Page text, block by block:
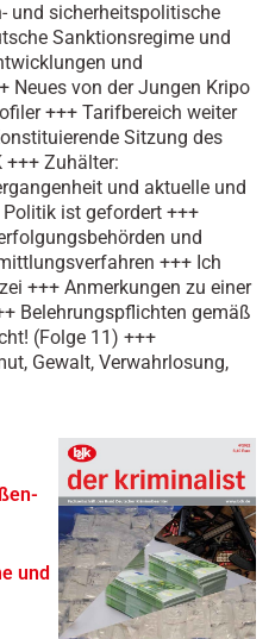
und sicherheitspolitische
Sanktionsregime und
und
Neues von der Jungen Kripo
+++ Tarifbereich weiter
Sitzung des
+++ Zuhälter:
und aktuelle und
ist gefordert +++
und
+++ Ich
+++ Anmerkungen zu einer
Belehrungspflichten gemäß
(Folge 11) +++
Gewalt, Verwahrlosung,
und